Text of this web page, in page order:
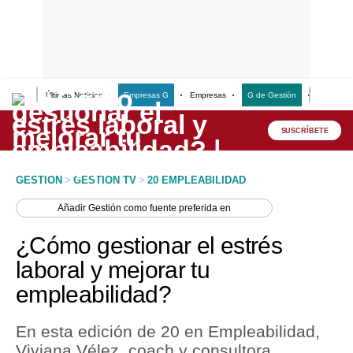
Últimas Noticias Empresas G Empresas G de Gestión
Lo último
Peru Quiosco
Economía
Mercados
Política
SUSCRÍBETE
GESTION > GESTION TV > 20 EMPLEABILIDAD
AñadirGestión como fuente preferida en
¿Cómo gestionar el estrés
laboral y mejorar tu
empleabilidad?
En esta edición de 20 en Empleabilidad,